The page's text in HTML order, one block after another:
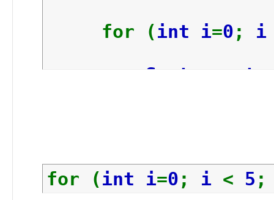
for (int i=0 ;
System
out
}
for (int i=0 ; i < 5